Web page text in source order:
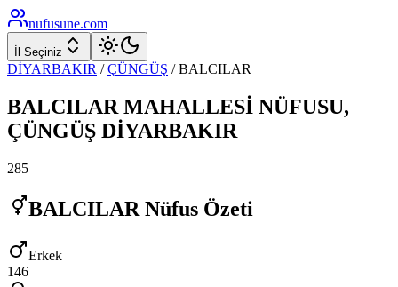
nufusune.com
İl Seçiniz
DİYARBAKIR / ÇÜNGÜŞ /BALCILAR
BALCILAR MAHALLESİ NÜFUSU,
ÇÜNGÜŞ DİYARBAKIR
285
BALCILAR Nüfus Özeti
Erkek
146